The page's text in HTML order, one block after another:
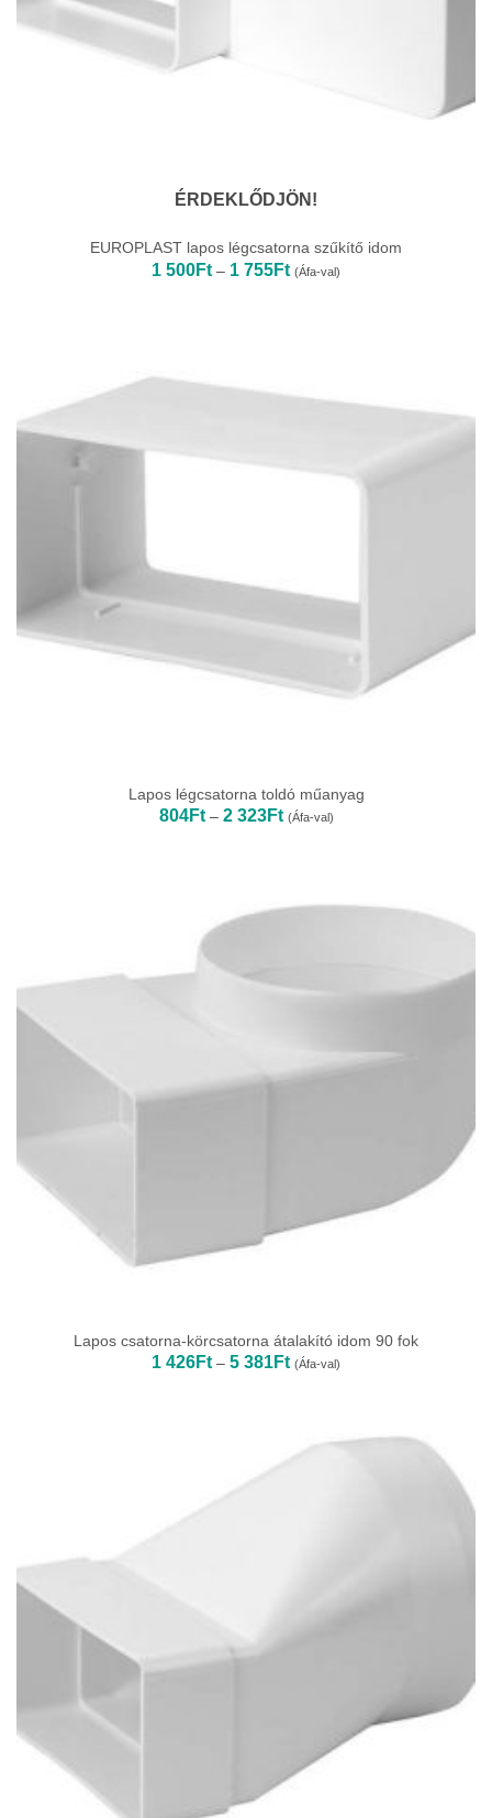
ÉRDEKLŐDJÖN!
EUROPLAST lapos légcsatorna szűkítő idom
1 500Ft – 1 755FtÁrtartomány:
1
(Áfa-val)
Lapos légcsatorna toldó műanyag
804Ft – 2 323FtÁrtartomány:
804Ft
(Áfa-val)
Lapos csatorna-körcsatorna átalakító idom 90 fok
1 426Ft – 5 381FtÁrtartomány:
1
(Áfa-val)